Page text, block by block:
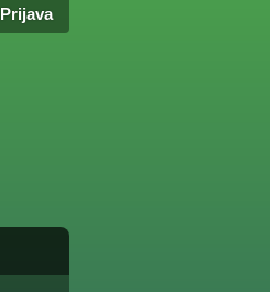
Prijava